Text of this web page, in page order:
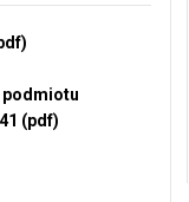
podmiotu
(pdf)